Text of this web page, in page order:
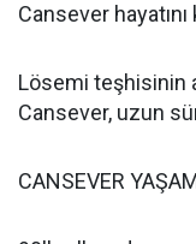
Cansever
Lösemi teşhisinin
Cansever, uzun
CANSEVER